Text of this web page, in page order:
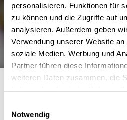
personalisieren, Funktionen für
zu können und die Zugriffe auf
analysieren. Außerdem geben
Verwendung unserer Website
soziale Medien, Werbung und
Partner führen diese
weiteren Daten zusammen, die
Notwendig